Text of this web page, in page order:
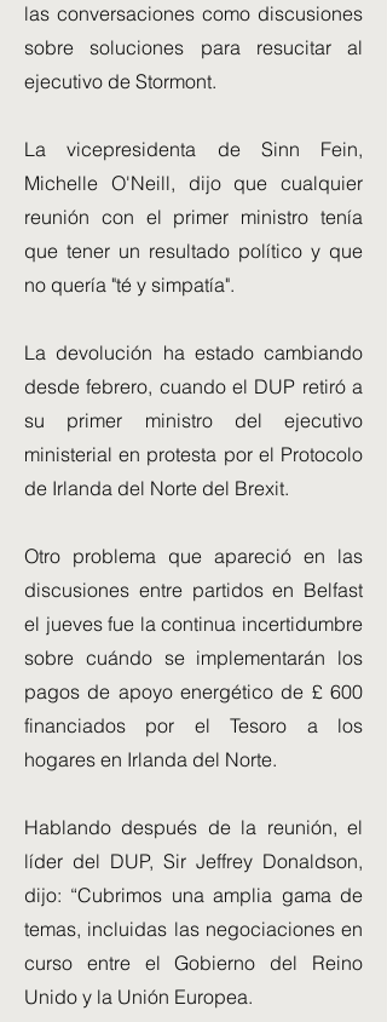
las conversaciones como discusiones
sobre soluciones para resucitar al
ejecutivo de Stormont.
La vicepresidenta de Sinn Fein,
Michelle O'Neill, dijo que cualquier
reunión con el primer ministro tenía
que tener un resultado político y que
no quería "té y simpatía".
La devolución ha estado cambiando
desde febrero, cuando el DUP retiró a
su primer ministro del ejecutivo
ministerial en protesta por el Protocolo
de Irlanda del Norte del Brexit.
Otro problema que apareció en las
discusiones entre partidos en Belfast
el jueves fue la continua incertidumbre
sobre cuándo se implementarán los
pagos de apoyo energético de £ 600
financiados por el Tesoro a los
hogares en Irlanda del Norte.
Hablando después de la reunión, el
líder del DUP, Sir Jeffrey Donaldson,
dijo: “Cubrimos una amplia gama de
temas, incluidas las negociaciones en
curso entre el Gobierno del Reino
Unido y la Unión Europea.